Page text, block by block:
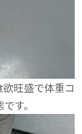
旺盛で体重コ
す。